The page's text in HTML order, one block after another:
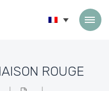
ROUGE